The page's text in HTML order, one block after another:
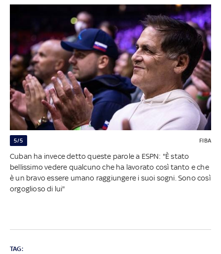
5/5 FIBA
Cuban ha invece detto queste parole a ESPN: "È stato
bellissimo vedere qualcuno che ha lavorato così tanto e che
è un bravo essere umano raggiungere i suoi sogni. Sono così
orgoglioso di lui"
TAG: